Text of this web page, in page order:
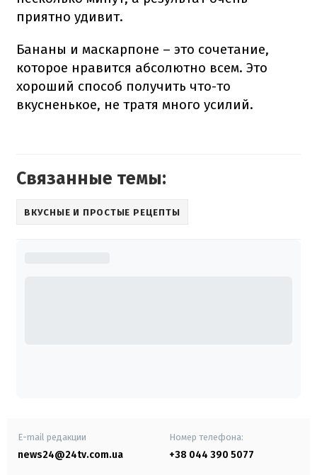
приятно удивит.
Бананы и маскарпоне – это сочетание,
которое нравится абсолютно всем. Это
хороший способ получить что-то
вкусненькое, не тратя много усилий.
Связанные темы:
ВКУСНЫЕ И ПРОСТЫЕ РЕЦЕПТЫ
E-mail редакции
news24@24tv.com.ua
Номер телефона:
+38 044 390 5077